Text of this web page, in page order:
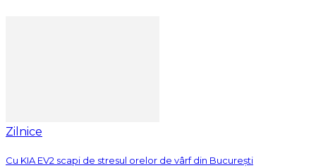
Zilnice
Cu KIA EV2 scapi de stresul orelor de vârf din București